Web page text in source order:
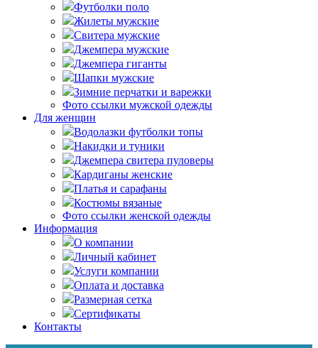
Футболки поло
Жилеты мужские
Свитера мужские
Джемпера мужские
Джемпера гиганты
Шапки мужские
Зимние перчатки и варежки
Фото ссылки мужской одежды
Для женщин
Водолазки футболки топы
Накидки и туники
Джемпера свитера пуловеры
Кардиганы женские
Платья и сарафаны
Костюмы вязаные
Фото ссылки женской одежды
Информация
О компании
Личный кабинет
Услуги компании
Оплата и доставка
Размерная сетка
Сертификаты
Контакты